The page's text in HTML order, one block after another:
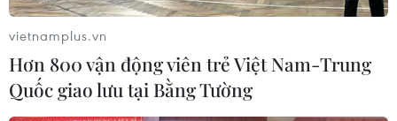
vietnamplus.vn
Hơn 800 vận động viên trẻ Việt Nam-Trung
Quốc giao lưu tại Bằng Tường